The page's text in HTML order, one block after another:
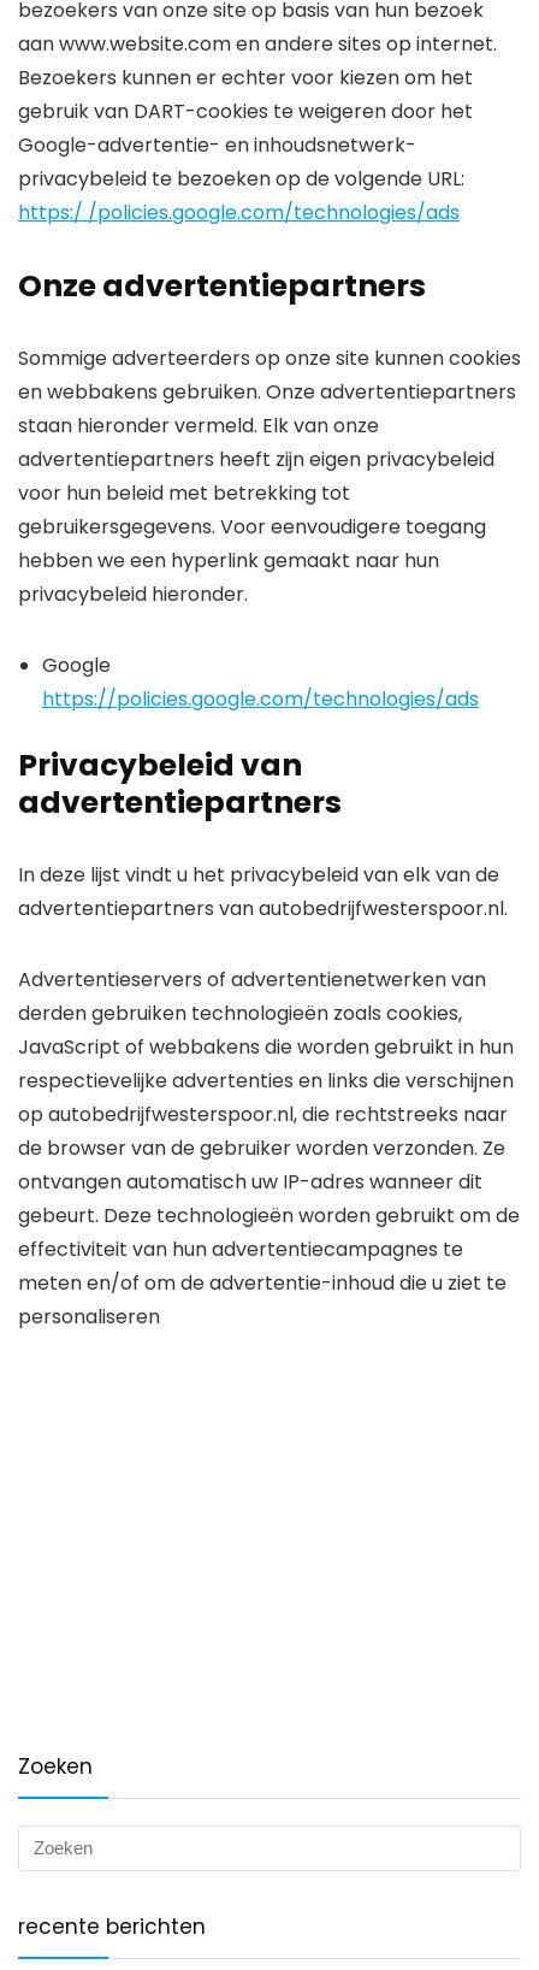
bezoekers van onze site op basis van hun bezoek
aan www.website.com en andere sites op internet.
Bezoekers kunnen er echter voor kiezen om het
gebruik van DART-cookies te weigeren door het
Google-advertentie- en inhoudsnetwerk-
privacybeleid te bezoeken op de volgende URL:
https:/ /policies.google.com/technologies/ads
Onze advertentiepartners
Sommige adverteerders op onze site kunnen cookies
en webbakens gebruiken. Onze advertentiepartners
staan ​​hieronder vermeld. Elk van onze
advertentiepartners heeft zijn eigen privacybeleid
voor hun beleid met betrekking tot
gebruikersgegevens. Voor eenvoudigere toegang
hebben we een hyperlink gemaakt naar hun
privacybeleid hieronder.
Google
https://policies.google.com/technologies/ads
Privacybeleid van
advertentiepartners
In deze lijst vindt u het privacybeleid van elk van de
advertentiepartners van autobedrijfwesterspoor.nl.
Advertentieservers of advertentienetwerken van
derden gebruiken technologieën zoals cookies,
JavaScript of webbakens die worden gebruikt in hun
respectievelijke advertenties en links die verschijnen
op autobedrijfwesterspoor.nl, die rechtstreeks naar
de browser van de gebruiker worden verzonden. Ze
ontvangen automatisch uw IP-adres wanneer dit
gebeurt. Deze technologieën worden gebruikt om de
effectiviteit van hun advertentiecampagnes te
meten en/of om de advertentie-inhoud die u ziet te
personaliseren
Zoeken
recente berichten